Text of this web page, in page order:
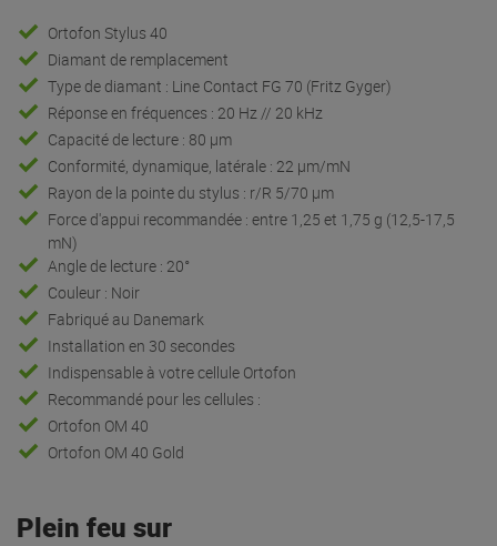
Ortofon Stylus 40
Diamant de remplacement
Type de diamant : Line Contact FG 70 (Fritz Gyger)
Réponse en fréquences : 20 Hz // 20 kHz
Capacité de lecture : 80 µm
Conformité, dynamique, latérale : 22 µm/mN
Rayon de la pointe du stylus : r/R 5/70 µm
Force d'appui recommandée : entre 1,25 et 1,75 g (12,5-17,5
mN)
Angle de lecture : 20°
Couleur : Noir
Fabriqué au Danemark
Installation en 30 secondes
Indispensable à votre cellule Ortofon
Recommandé pour les cellules :
Ortofon OM 40
Ortofon OM 40 Gold
Plein feu sur